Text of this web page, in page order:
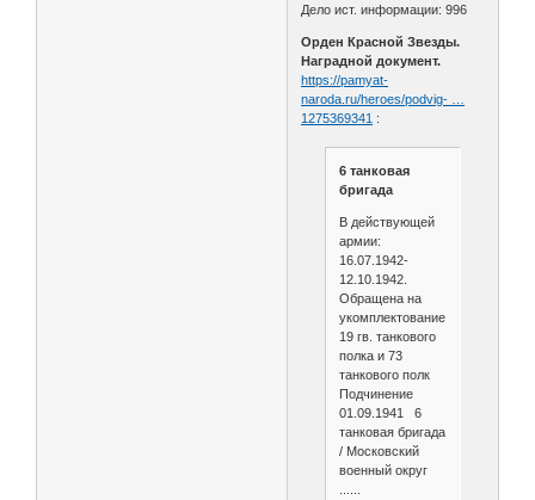
Дело ист. информации: 996
Орден Красной Звезды.
Наградной документ.
https://pamyat-
naroda.ru/heroes/podvig- …
1275369341 :
6 танковая
бригада
В действующей
армии:
16.07.1942-
12.10.1942.
Обращена на
укомплектование
19 гв. танкового
полка и 73
танкового полк
Подчинение
01.09.1941 6
танковая бригада
/ Московский
военный округ